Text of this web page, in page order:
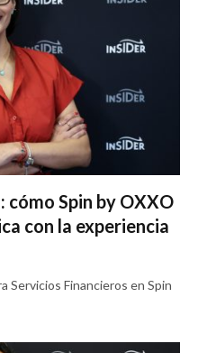
Spin by OXXO
con la experiencia
Servicios Financieros en Spin